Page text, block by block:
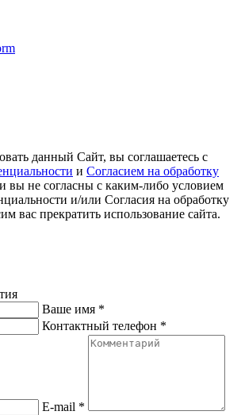
данный Сайт, вы соглашаетесь с
и Согласием на обработку
вы не согласны с каким-либо условием
и/или Согласия на обработку
ваc прекратить использование сайта.
Ваше имя *
Контактный телефон *
E-mail *